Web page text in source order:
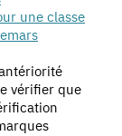
une classe
vérifier que